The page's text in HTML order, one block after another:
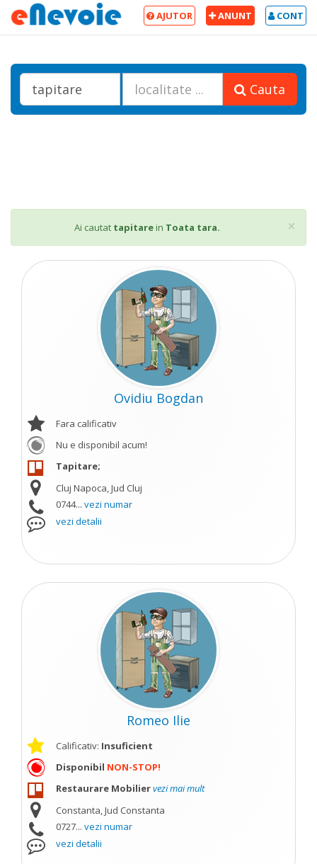
CONT
ANUNT
AJUTOR
Cauta
×
Ai cautat tapitarein Toata tara.
Ovidiu Bogdan
Fara calificativ
Nu e disponibil acum!
Tapitare;
Cluj Napoca, Jud Cluj
0744... vezi numar
vezi detalii
Romeo Ilie
Calificativ: Insuficient
Disponibil NON-STOP!
Restaurare Mobiliervezi mai mult
Constanta, Jud Constanta
0727... vezi numar
vezi detalii